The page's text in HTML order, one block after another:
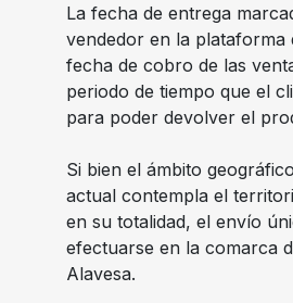
La fecha de entrega
vendedor en la plataforma
fecha de cobro de las
periodo de tiempo que el
para poder devolver el
Si bien el ámbito
actual contempla el
en su totalidad, el envío
efectuarse en la comarca
Alavesa.